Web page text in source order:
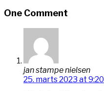
One Comment
jan stampe nielsen
25. marts 2023 at 9:20